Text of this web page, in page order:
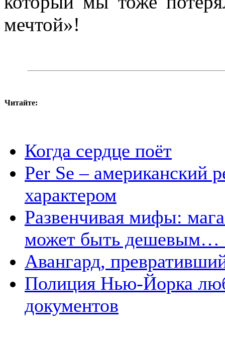
мечтой»!
Читайте:
Когда сердце поёт
Per Se – американский
характером
Развенчивая мифы:
может быть дешевым…
Авангард,
Полиция Нью-Йорка
документов